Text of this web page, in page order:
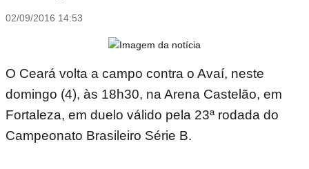
02/09/2016 14:53
O Ceará volta a campo contra o Avaí, neste
domingo (4), às 18h30, na Arena Castelão, em
Fortaleza, em duelo válido pela 23ª rodada do
Campeonato Brasileiro Série B.